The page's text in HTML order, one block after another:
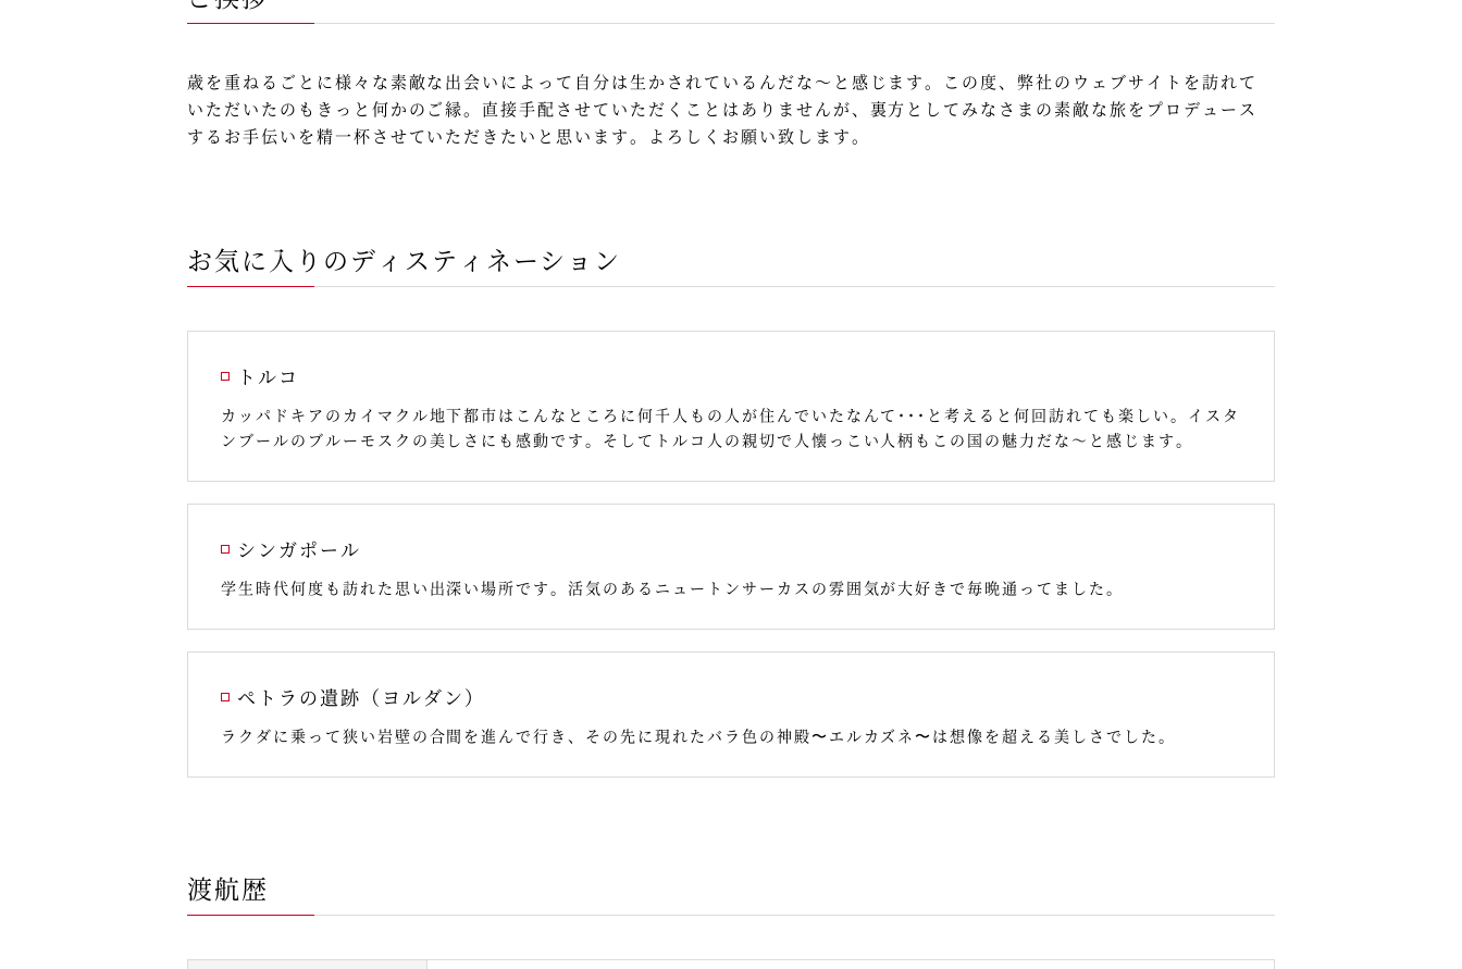
歳を重ねるごとに様々な素敵な出会いによって自分は生かされているんだな～と感じます。この度、弊社のウェブサイトを訪れて
いただいたのもきっと何かのご縁。直接手配させていただくことはありませんが、裏方としてみなさまの素敵な旅をプロデュース
するお手伝いを精一杯させていただきたいと思います。よろしくお願い致します。
お気に入りのディスティネーション
トルコ
カッパドキアのカイマクル地下都市はこんなところに何千人もの人が住んでいたなんて･･･と考えると何回訪れても楽しい。イスタ
ンブールのブルーモスクの美しさにも感動です。そしてトルコ人の親切で人懐っこい人柄もこの国の魅力だな～と感じます。
シンガポール
学生時代何度も訪れた思い出深い場所です。活気のあるニュートンサーカスの雰囲気が大好きで毎晩通ってました。
ペトラの遺跡（ヨルダン）
ラクダに乗って狭い岩壁の合間を進んで行き、その先に現れたバラ色の神殿〜エルカズネ〜は想像を超える美しさでした。
渡航歴